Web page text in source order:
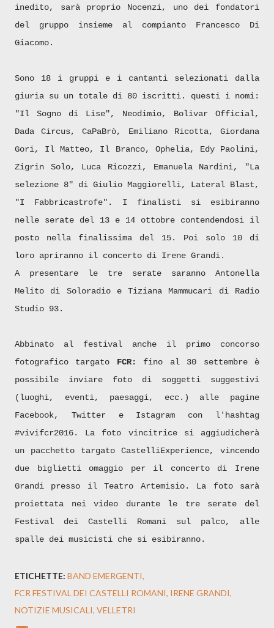
inedito, sarà proprio Nocenzi, uno dei fondatori
del gruppo insieme al compianto Francesco Di
Giacomo.
Sono 18 i gruppi e i cantanti selezionati dalla
giuria su un totale di 80 iscritti. questi i nomi:
"Il Sogno di Lise", Neodimio, Bolivar Official,
Dada Circus, CaPaBrò, Emiliano Ricotta, Giordana
Gori, Il Matteo, Il Branco, Ophelia, Edy Paolini,
Zigrin Solo, Luca Ricozzi, Emanuela Nardini, "La
selezione 8" di Giulio Maggiorelli, Lateral Blast,
"I Fabbricastrofe". I finalisti si esibiranno
nelle serate del 13 e 14 ottobre contendendosi il
posto nella finalissima del 15. Poi solo 10 di
loro apriranno il concerto di Irene Grandi.
A presentare le tre serate saranno Antonella
Melito di Soloradio e Tiziana Mammucari di Radio
Studio 93.
Abbinato al festival anche il primo concorso
fotografico targato FCR:
fino al 30 settembre è
possibile inviare foto di soggetti suggestivi
(luoghi, eventi, paesaggi, ecc.) alle pagine
Facebook, Twitter e Istagram con l'hashtag
#vivifcr2016. La foto vincitrice si aggiudicherà
un pacchetto targato CastelliExperience, vincendo
due biglietti omaggio per il concerto di Irene
Grandi presso il Teatro Artemisio. La foto sarà
proiettata nei video durante le tre serate del
Festival dei Castelli Romani sul palco, alle
spalle dei musicisti che si esibiranno.
ETICHETTE: BAND EMERGENTI
FCR FESTIVAL DEI CASTELLI ROMANI IRENE GRANDI
NOTIZIE MUSICALI VELLETRI